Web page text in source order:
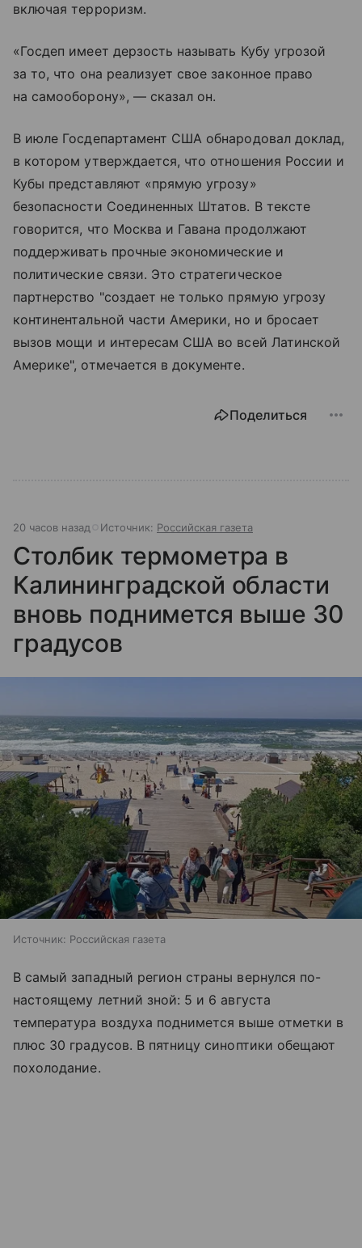
включая терроризм.
«Госдеп имеет дерзость называть Кубу угрозой
за то, что она реализует свое законное право
на самооборону», — сказал он.
В июле Госдепартамент США обнародовал доклад,
в котором утверждается, что отношения России и
Кубы представляют «прямую угрозу»
безопасности Соединенных Штатов. В тексте
говорится, что Москва и Гавана продолжают
поддерживать прочные экономические и
политические связи. Это стратегическое
партнерство "создает не только прямую угрозу
континентальной части Америки, но и бросает
вызов мощи и интересам США во всей Латинской
Америке", отмечается в документе.
Поделиться
20 часов назад Источник: Российская газета
Столбик термометра в
Калининградской области
вновь поднимется выше 30
градусов
Источник: Российская газета
В самый западный регион страны вернулся по-
настоящему летний зной: 5 и 6 августа
температура воздуха поднимется выше отметки в
плюс 30 градусов. В пятницу синоптики обещают
похолодание.